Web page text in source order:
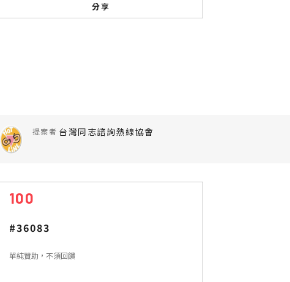
分享
提案者 台灣同志諮詢熱線協會
100
#36083
單純贊助，不須回饋